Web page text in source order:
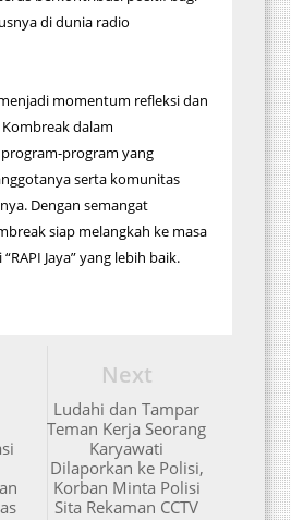
di dunia radio
momentum refleksi dan
dalam
program yang
serta komunitas
Dengan semangat
siap melangkah ke masa
Jaya” yang lebih baik.
Next
Ludahi dan Tampar
Teman Kerja Seorang
Karyawati
Dilaporkan ke Polisi,
Korban Minta Polisi
Sita Rekaman CCTV